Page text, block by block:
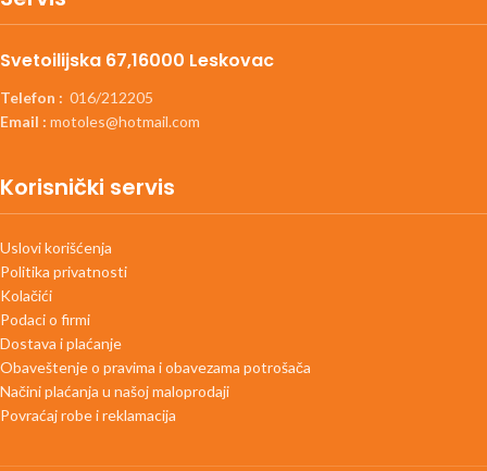
Svetoilijska 67,16000 Leskovac
Telefon : 016/212205
Email : motoles@hotmail.com
Korisnički servis
Uslovi korišćenja
Politika privatnosti
Kolačići
Podaci o firmi
Dostava i plaćanje
Obaveštenje o pravima i obavezama potrošača
Načini plaćanja u našoj maloprodaji
Povraćaj robe i reklamacija